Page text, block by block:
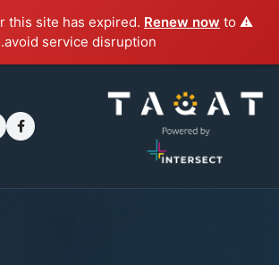
⚠️ Hosting plan for this site has expired.
Renew now to
avoid service disruption.